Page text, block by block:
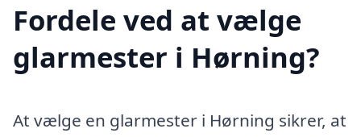
Fordele ved at vælge
glarmester i Hørning?
At vælge en glarmester i Hørning sikrer, at